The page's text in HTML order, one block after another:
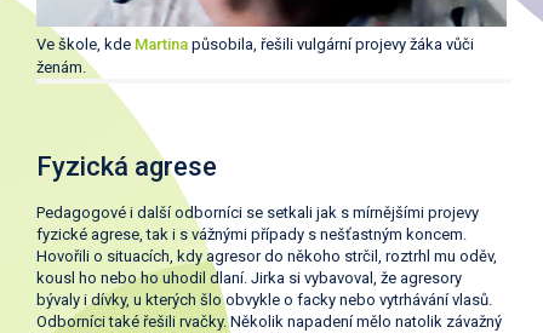
Ve škole, kde Martina působila, řešili vulgární projevy žáka vůči
ženám.
Fyzická agrese
Pedagogové i další odborníci se setkali jak s mírnějšími projevy
fyzické agrese, tak i s vážnými případy s nešťastným koncem.
Hovořili o situacích, kdy agresor do někoho strčil, roztrhl mu oděv,
kousl ho nebo ho uhodil dlaní. Jirka si vybavoval, že agresory
bývaly i dívky, u kterých šlo obvykle o facky nebo vytrhávání vlasů.
Odborníci také řešili rvačky. Několik napadení mělo natolik závažný